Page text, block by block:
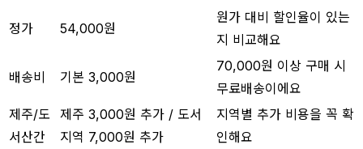
정가 54,000원
원가 대비 할인율이 있는
지 비교해요
배송비 기본 3,000원
70,000원 이상 구매 시
무료배송이에요
제주/도
서산간
제주 3,000원 추가 / 도서
지역 7,000원 추가
지역별 추가 비용을 꼭 확
인해요